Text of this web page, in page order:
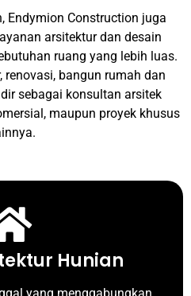
Endymion Construction juga
arsitektur dan desain
ruang yang lebih luas.
renovasi, bangun rumah dan
sebagai konsultan arsitek
maupun proyek khusus
Hunian